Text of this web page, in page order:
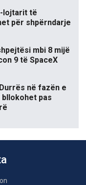
lojtarit të
për shpërndarje
mbi 8 mijë
9 të SpaceX
në fazën e
bllokohet pas